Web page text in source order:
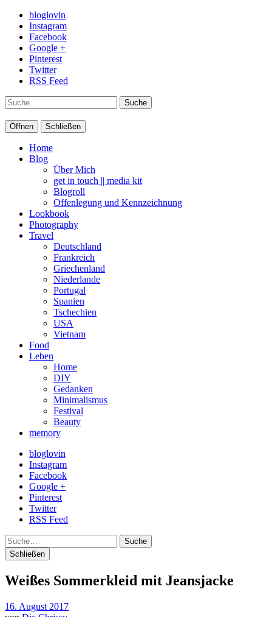
bloglovin
Instagram
Facebook
Google +
Pinterest
Twitter
RSS Feed
Suche
Öffnen Schließen
Home
Blog
Über Mich
get in touch || media kit
Blogroll
Offenlegung und Kennzeichnung
Lookbook
Photography
Travel
Deutschland
Frankreich
Griechenland
Niederlande
Portugal
Spanien
Tschechien
USA
Vietnam
Food
Leben
Home
DIY
Gedanken
Minimalismus
Festival
Beauty
memory
bloglovin
Instagram
Facebook
Google +
Pinterest
Twitter
RSS Feed
Suche
Schließen
Weißes Sommerkleid mit Jeansjacke
16. August 2017